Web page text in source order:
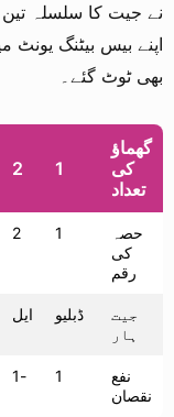
اپنے بیس بیٹنگ
بھی ٹوٹ گئے۔
گھماؤ
کی
تعداد
1
2
حصہ
کی
رقم
1
2
جیت
ہار
ڈبلیو ایل
نفع
نقصان
1
-1